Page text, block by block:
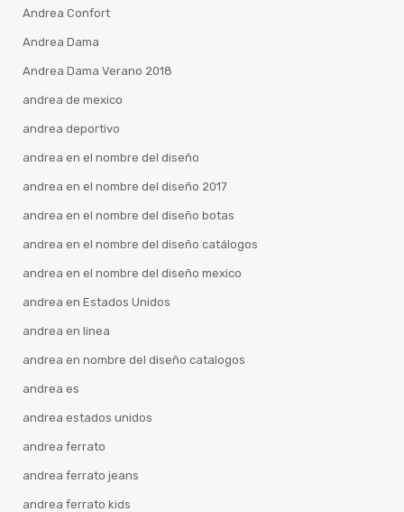
Andrea Confort
Andrea Dama
Andrea Dama Verano 2018
andrea de mexico
andrea deportivo
andrea en el nombre del diseño
andrea en el nombre del diseño 2017
andrea en el nombre del diseño botas
andrea en el nombre del diseño catálogos
andrea en el nombre del diseño mexico
andrea en Estados Unidos
andrea en linea
andrea en nombre del diseño catalogos
andrea es
andrea estados unidos
andrea ferrato
andrea ferrato jeans
andrea ferrato kids